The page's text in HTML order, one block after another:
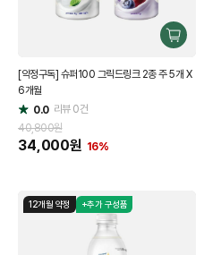
구
하
[약정구독] 슈퍼100 그릭드링크 2종 주 5개 X
6개월
별
점
0.0 리뷰0건
40,800원
34,000원 16%
12개월 약정 +추가 구성품